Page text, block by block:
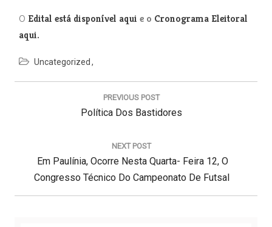
O Edital está disponível aqui e o Cronograma Eleitoral
aqui.
Uncategorized
N
d
PREVIOUS POST
P
V
I
O
Política Dos Bastidores
NEXT POST
N
E
X
Em Paulínia, Ocorre Nesta Quarta- Feira 12, O
Congresso Técnico Do Campeonato De Futsal